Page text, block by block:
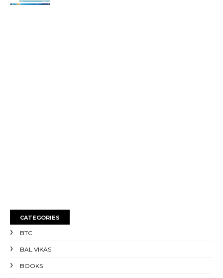
CATEGORIES
BTC
BAL VIKAS
BOOKS